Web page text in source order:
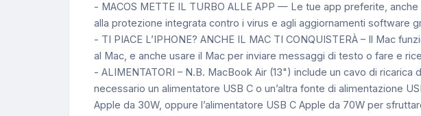
- MACOS METTE IL TURBO ALLE APP — Le tue app preferite,
alla protezione integrata contro i virus e agli aggiornamenti software
- TI PIACE L’IPHONE? ANCHE IL MAC TI CONQUISTERÀ – Il Mac
al Mac, e anche usare il Mac per inviare messaggi di testo o fare e
- ALIMENTATORI – N.B. MacBook Air (13") include un cavo di
necessario un alimentatore USB C o un’altra fonte di alimentazione
Apple da 30W, oppure l’alimentatore USB C Apple da 70W per